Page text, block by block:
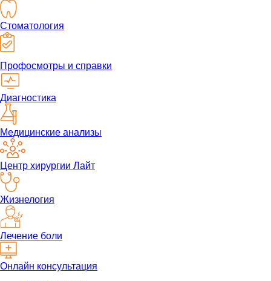
Стоматология
Профосмотры и справки
Диагностика
Медицинские анализы
Центр хирургии Лайт
Жизнелогия
Лечение боли
Онлайн консультация